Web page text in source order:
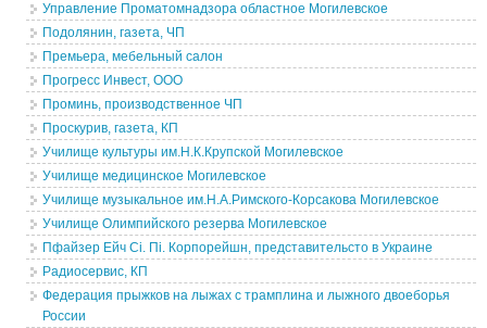
Управление Проматомнадзора областное Могилевское
Подолянин, газета, ЧП
Премьера, мебельный салон
Прогресс Инвест, ООО
Проминь, производственное ЧП
Проскурив, газета, КП
Училище культуры им.Н.К.Крупской Могилевское
Училище медицинское Могилевское
Училище музыкальное им.Н.А.Римского-Корсакова Могилевское
Училище Олимпийского резерва Могилевское
Пфайзер Ейч Cі. Пі. Корпорейшн, представительсто в Украине
Радиосервис, КП
Федерация прыжков на лыжах с трамплина и лыжного двоеборья
России